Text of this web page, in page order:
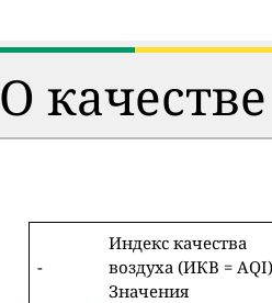
О
-
Индекс качества
воздуха (ИКВ = AQI)
Значения